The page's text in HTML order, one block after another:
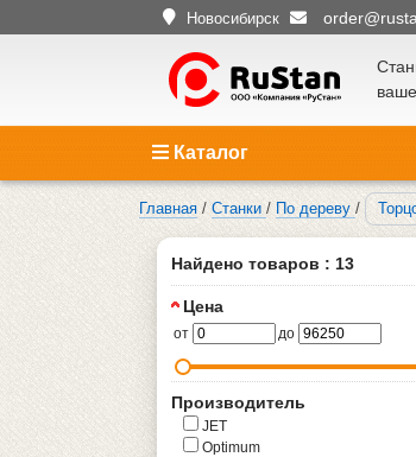
Новосибирск
Каталог
Главная / Станки / По дереву /
Найдено товаров : 13
Цена
от до
Производитель
JET
Optimum